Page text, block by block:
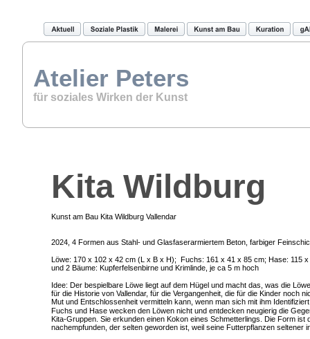
Atelier Peters
für soziales Wirken der Kunst
Kita Wildburg
Kunst am Bau Kita Wildburg Vallendar
2024, 4 Formen aus Stahl- und Glasfaserarmiertem Beton, farbiger
Löwe: 170 x 102 x 42 cm (L x B x H);  Fuchs: 161 x 41 x 85 cm; Hase: 115
und 2 Bäume: Kupferfelsenbirne und Krimlinde, je ca 5 m hoch
Idee: Der bespielbare Löwe liegt auf dem Hügel und macht das, was die
für die Historie von Vallendar, für die Vergangenheit, die für die Kinder noch
Mut und Entschlossenheit vermitteln kann, wenn man sich mit ihm
Fuchs und Hase wecken den Löwen nicht und entdecken neugierig die
Kita-Gruppen. Sie erkunden einen Kokon eines Schmetterlings. Die Form
nachempfunden, der selten geworden ist, weil seine Futterpflanzen seltener